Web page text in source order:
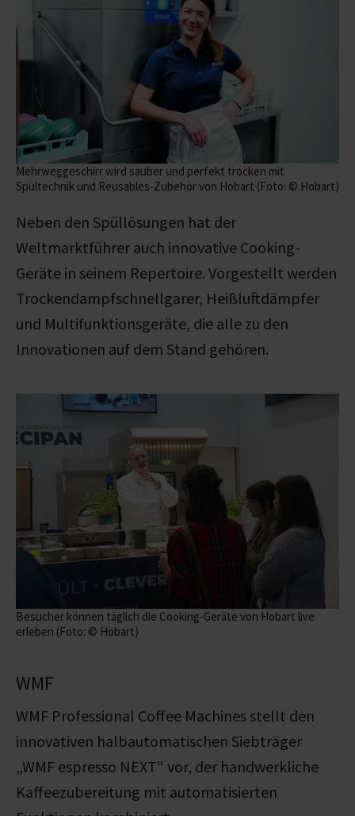
Mehrweggeschirr wird sauber und perfekt trocken mit
Spültechnik und Reusables-Zubehör von Hobart (Foto: © Hobart)
Neben den Spüllösungen hat der
Weltmarktführer auch innovative Cooking-
Geräte in seinem Repertoire. Vorgestellt werden
Trockendampfschnellgarer, Heißluftdämpfer
und Multifunktionsgeräte, die alle zu den
Innovationen auf dem Stand gehören.
Besucher können täglich die Cooking-Geräte von Hobart live
erleben (Foto: © Hobart)
WMF
WMF Professional Coffee Machines stellt den
innovativen halbautomatischen Siebträger
„WMF espresso NEXT“ vor, der handwerkliche
Kaffeezubereitung mit automatisierten